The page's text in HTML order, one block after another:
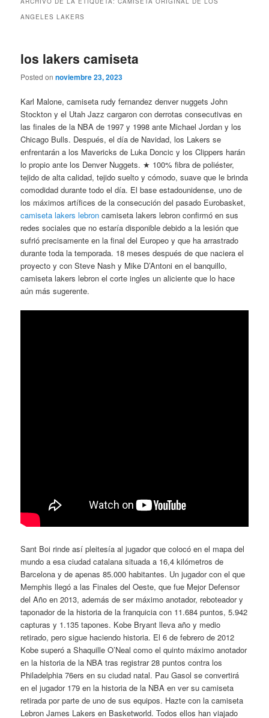
ANGELES LAKERS
los lakers camiseta
Posted onnoviembre 23, 2023
Karl Malone, camiseta rudy fernandez denver nuggets John
Stockton y el Utah Jazz cargaron con derrotas consecutivas en
las finales de la NBA de 1997 y 1998 ante Michael Jordan y los
Chicago Bulls. Después, el día de Navidad, los Lakers se
enfrentarán a los Mavericks de Luka Doncic y los Clippers harán
lo propio ante los Denver Nuggets. ★ 100% fibra de poliéster,
tejido de alta calidad, tejido suelto y cómodo, suave que le brinda
comodidad durante todo el día. El base estadounidense, uno de
los máximos artífices de la consecución del pasado Eurobasket,
camiseta lakers lebron camiseta lakers lebron confirmó en sus
redes sociales que no estaría disponible debido a la lesión que
sufrió precisamente en la final del Europeo y que ha arrastrado
durante toda la temporada. 18 meses después de que naciera el
proyecto y con Steve Nash y Mike D’Antoni en el banquillo,
camiseta lakers lebron el corte ingles un aliciente que lo hace
aún más sugerente.
Sant Boi rinde así pleitesía al jugador que colocó en el mapa del
mundo a esa ciudad catalana situada a 16,4 kilómetros de
Barcelona y de apenas 85.000 habitantes. Un jugador con el que
Memphis llegó a las Finales del Oeste, que fue Mejor Defensor
del Año en 2013, además de ser máximo anotador, reboteador y
taponador de la historia de la franquicia con 11.684 puntos, 5.942
capturas y 1.135 tapones. Kobe Bryant lleva año y medio
retirado, pero sigue haciendo historia. El 6 de febrero de 2012
Kobe superó a Shaquille O’Neal como el quinto máximo anotador
en la historia de la NBA tras registrar 28 puntos contra los
Philadelphia 76ers en su ciudad natal. Pau Gasol se convertirá
en el jugador 179 en la historia de la NBA en ver su camiseta
retirada por parte de uno de sus equipos. Hazte con la camiseta
Lebron James Lakers en Basketworld. Todos ellos han viajado